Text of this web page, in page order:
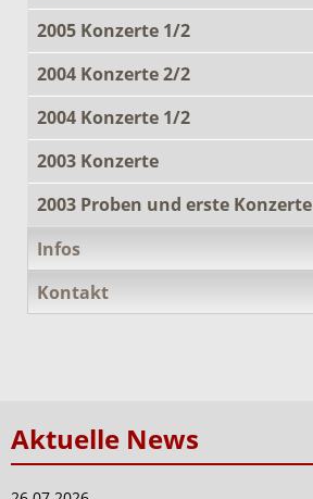
2005 Konzerte 1/2
2004 Konzerte 2/2
2004 Konzerte 1/2
2003 Konzerte
2003 Proben und erste Konzerte
Infos
Kontakt
Aktuelle News